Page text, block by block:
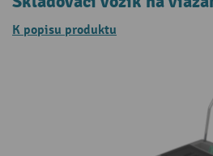
K popisu produktu